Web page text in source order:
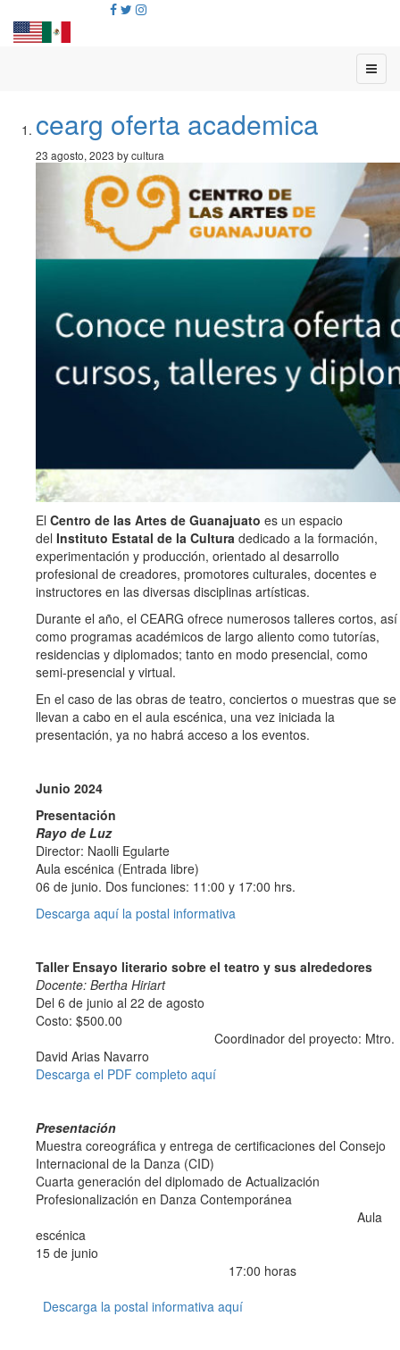
cearg oferta academica
23 agosto, 2023 by cultura
El Centro de las Artes de Guanajuato es un espacio
del Instituto Estatal de la Cultura dedicado a la formación,
experimentación y producción, orientado al desarrollo
profesional de creadores, promotores culturales, docentes e
instructores en las diversas disciplinas artísticas.
Durante el año, el CEARG ofrece numerosos talleres cortos, así
como programas académicos de largo aliento como tutorías,
residencias y diplomados; tanto en modo presencial, como
semi-presencial y virtual.
En el caso de las obras de teatro, conciertos o muestras que se
llevan a cabo en el aula escénica, una vez iniciada la
presentación, ya no habrá acceso a los eventos.
Junio 2024
Presentación
Rayo de Luz
Director: Naolli Egularte
Aula escénica (Entrada libre)
06 de junio. Dos funciones: 11:00 y 17:00 hrs.
Descarga aquí la postal informativa
Taller Ensayo literario sobre el teatro y sus alrededores
Docente: Bertha Hiriart
Del 6 de junio al 22 de agosto
Costo: $500.00
Coordinador del proyecto: Mtro.
David Arias Navarro
Descarga el PDF completo aquí
Presentación
Muestra coreográfica y entrega de certificaciones del Consejo
Internacional de la Danza (CID)
Cuarta generación del diplomado de Actualización
Profesionalización en Danza Contemporánea
Aula
escénica
15 de junio
17:00 horas
Descarga la postal informativa aquí